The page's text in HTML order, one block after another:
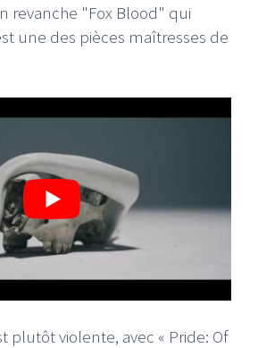
revanche "Fox Blood" qui
une des pièces maîtresses de
plutôt violente, avec « Pride: Of